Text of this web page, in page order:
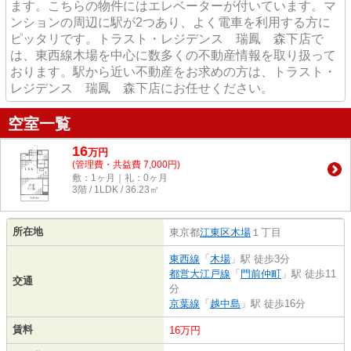
ます。こちらの物件にはエレベーターが付いています。マ
ンションの周辺に駅が2つあり、よく電車を利用する方に
ピッタリです。トラスト・レジデンス 瑞鳳 森下店で
は、東西線木場を中心に数多くの不動産情報を取り扱って
おります。駅から近い不動産をお求めの方は、トラスト・
レジデンス 瑞鳳 森下店にお任せください。
空室一覧
16万円
(管理費・共益費 7,000円)
敷：1ヶ月｜礼：0ヶ月
3階 / 1LDK / 36.23㎡
所在地 東京都江東区木場 １丁目
交通
東西線 「 木場 」駅 徒歩3分
都営大江戸線 「 門前仲町 」駅 徒歩11
分
京葉線 「 越中島 」駅 徒歩16分
賃料 16万円